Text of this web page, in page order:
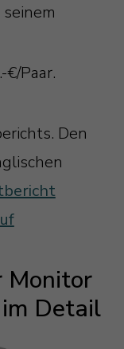
Paar.
Den
Monitor
Detail